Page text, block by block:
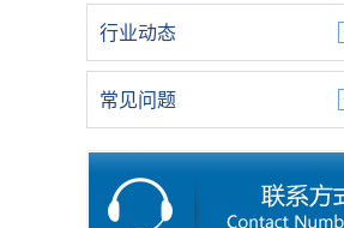
行业动态
常见问题